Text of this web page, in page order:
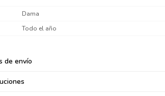
Dama
Todo el año
de envío